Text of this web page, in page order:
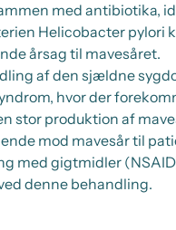
med antibiotika,
Helicobacter pylori
årsag til mavesåret.
af den sjældne
hvor der
stor produktion af
mod mavesår til
med gigtmidler
denne behandling.